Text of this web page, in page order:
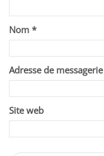
Nom *
Adresse de messagerie
Site web